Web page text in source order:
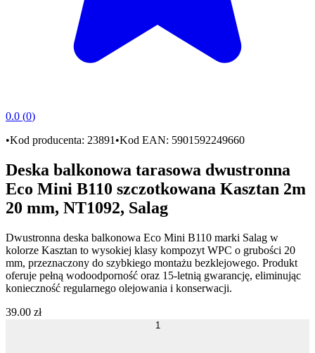
0.0 (0)
•Kod producenta: 23891 •Kod EAN: 5901592249660
Deska balkonowa tarasowa dwustronna
Eco Mini B110 szczotkowana Kasztan 2m
20 mm, NT1092, Salag
Dwustronna deska balkonowa Eco Mini B110 marki Salag w
kolorze Kasztan to wysokiej klasy kompozyt WPC o grubości 20
mm, przeznaczony do szybkiego montażu bezklejowego. Produkt
oferuje pełną wodoodporność oraz 15-letnią gwarancję, eliminując
konieczność regularnego olejowania i konserwacji.
39.00 zł
1